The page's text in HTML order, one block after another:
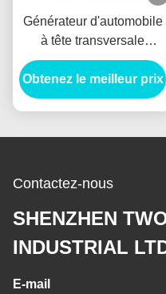
Générateur d'automobile
à tête transversale
VH137061080A E385
E215 Pour HINO J05E
Obtenez le meilleur prix
Contactez-nous
SHENZHEN
INDUSTRIAL
E-mail